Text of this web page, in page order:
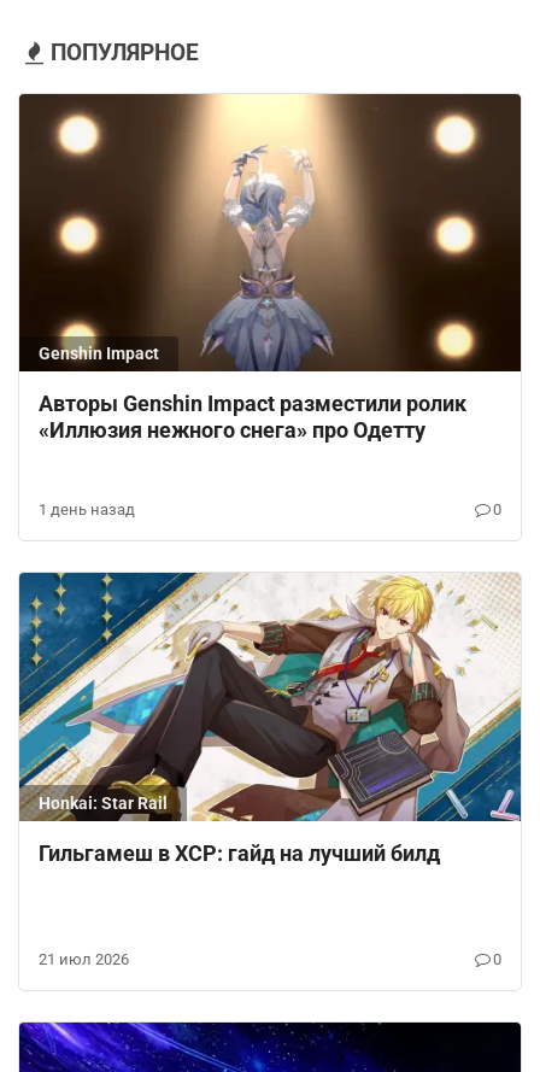
ПОПУЛЯРНОЕ
Genshin Impact
Авторы Genshin Impact разместили ролик
«Иллюзия нежного снега» про Одетту
1 день назад 0
Honkai: Star Rail
Гильгамеш в ХСР: гайд на лучший билд
21 июл 2026 0